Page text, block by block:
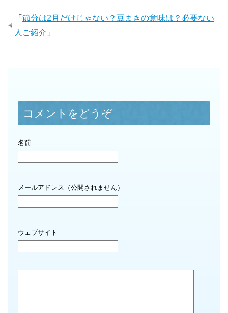
「 節分は2月だけじゃない？豆まきの意味は？必要ない
人ご紹介 」
コメントをどうぞ
名前
メールアドレス（公開されません）
ウェブサイト